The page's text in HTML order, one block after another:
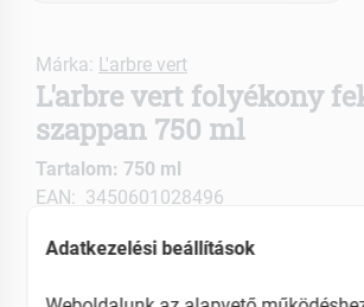
ÚJ
Márka: L'arbre vert
L'arbre vert folyékony
szappan 750 ml
Tartalom: 750 ml
EAN: 3450601028496
Adatkezelési beállítások